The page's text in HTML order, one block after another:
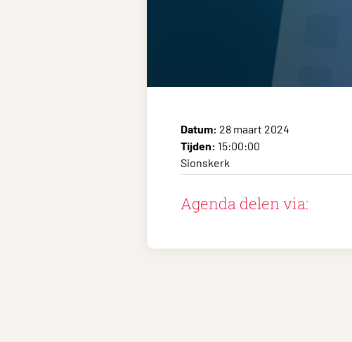
Datum: 28 maart 2024
Tijden: 15:00:00
Sionskerk
Agenda delen via: